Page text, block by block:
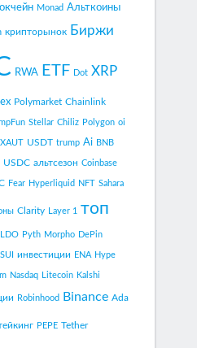
Monad Альткоины
крипторынок Биржи
RWA ETF Dot XRP
Polymarket Chainlink
Stellar Chiliz Polygon oi
XAUT USDT trump Ai BNB
USDC альтсезон Coinbase
Fear Hyperliquid NFT Sahara
Clarity Layer 1 топ
LDO Pyth Morpho DePin
SUI инвестиции ENA Hype
Nasdaq Litecoin Kalshi
Robinhood Binance Ada
PEPE Tether